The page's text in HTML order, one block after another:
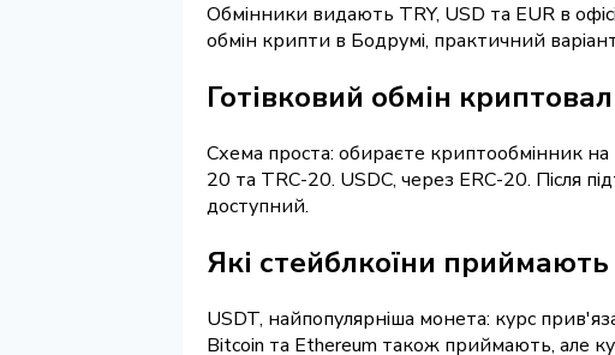
Обмінники видають TRY, USD та EUR в
обмін крипти в Бодрумі, практичний
Готівковий обмін
Схема проста: обираєте криптообмінник
20 та TRC-20. USDC, через ERC-20. Після
доступний.
Які стейблкоїни
USDT, найпопулярніша монета: курс
Bitcoin та Ethereum також приймають, але